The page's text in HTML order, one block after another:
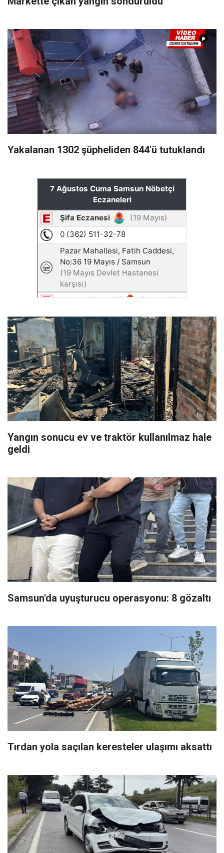
Yakalanan 1302 şüpheliden 844'ü tutuklandı
Yangın sonucu ev ve traktör kullanılmaz hale
geldi
Samsun'da uyuşturucu operasyonu: 8 gözaltı
Tırdan yola saçılan keresteler ulaşımı aksattı